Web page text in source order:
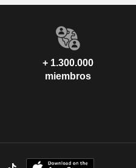
+ 1.300.000
miembros